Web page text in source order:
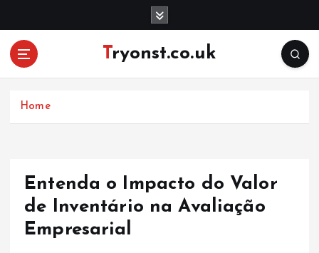
Tryonst.co.uk
Home
Entenda o Impacto do Valor
de Inventário na Avaliação
Empresarial